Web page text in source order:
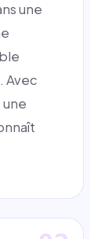
une
Avec